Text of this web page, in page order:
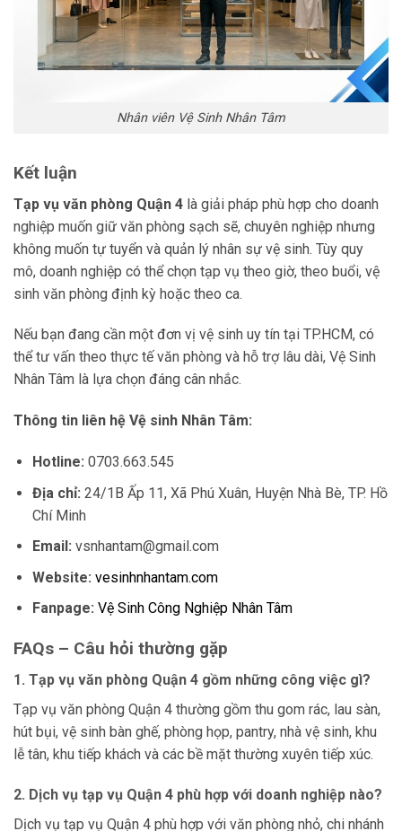
Nhân viên Vệ Sinh Nhân Tâm
Kết luận
Tạp vụ văn phòng Quận 4 là giải pháp phù hợp cho doanh
nghiệp muốn giữ văn phòng sạch sẽ, chuyên nghiệp nhưng
không muốn tự tuyển và quản lý nhân sự vệ sinh. Tùy quy
mô, doanh nghiệp có thể chọn tạp vụ theo giờ, theo buổi, vệ
sinh văn phòng định kỳ hoặc theo ca.
Nếu bạn đang cần một đơn vị vệ sinh uy tín tại TP.HCM, có
thể tư vấn theo thực tế văn phòng và hỗ trợ lâu dài, Vệ Sinh
Nhân Tâm là lựa chọn đáng cân nhắc.
Thông tin liên hệ Vệ sinh Nhân Tâm:
Hotline: 0703.663.545
Địa chỉ: 24/1B Ấp 11, Xã Phú Xuân, Huyện Nhà Bè, TP. Hồ
Chí Minh
Email: vsnhantam@gmail.com
Website: vesinhnhantam.com
Fanpage: Vệ Sinh Công Nghiệp Nhân Tâm
FAQs – Câu hỏi thường gặp
1. Tạp vụ văn phòng Quận 4 gồm những công việc gì?
Tạp vụ văn phòng Quận 4 thường gồm thu gom rác, lau sàn,
hút bụi, vệ sinh bàn ghế, phòng họp, pantry, nhà vệ sinh, khu
lễ tân, khu tiếp khách và các bề mặt thường xuyên tiếp xúc.
2. Dịch vụ tạp vụ Quận 4 phù hợp với doanh nghiệp nào?
Dịch vụ tạp vụ Quận 4 phù hợp với văn phòng nhỏ, chi nhánh